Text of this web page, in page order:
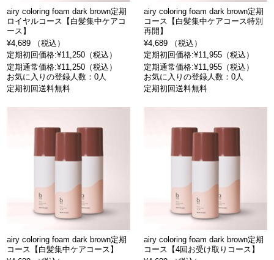
airy coloring foam dark brown定期
ロイヤルコース【白髪集中ケアコ
ース】
¥4,689 （税込）
定期初回価格:¥11,250（税込）
定期通常価格:¥11,250（税込）
お気に入りの登録人数：0人
定期初回送料無料
airy coloring foam dark brown定期
コース【白髪集中ケアコース特別
再開】
¥4,689 （税込）
定期初回価格:¥11,955（税込）
定期通常価格:¥11,955（税込）
お気に入りの登録人数：0人
定期初回送料無料
airy coloring foam dark brown定期
コース【白髪集中ケアコース】
airy coloring foam dark brown定期
コース【4回お受け取りコース】